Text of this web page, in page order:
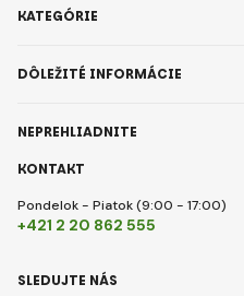
KONTAKT
Pondelok - Piatok (9:00 - 17:00)
+421 2 20 862 555
KATEGÓRIE
DÔLEŽITÉ INFORMÁCIE
NEPREHLIADNITE
SLEDUJTE NÁS